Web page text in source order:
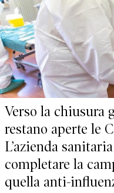
Verso la chiusura
restano aperte le
L’azienda
completare la
quella anti-